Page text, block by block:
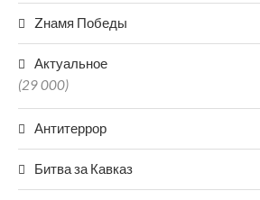
Zнамя Победы
Актуальное
(29 000)
Антитеррор
Битва за Кавказ